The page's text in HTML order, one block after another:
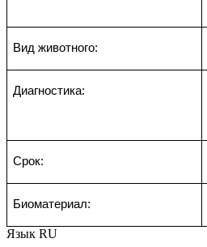
Вид животного:
Диагностика:
Срок:
Биоматериал:
Язык RU